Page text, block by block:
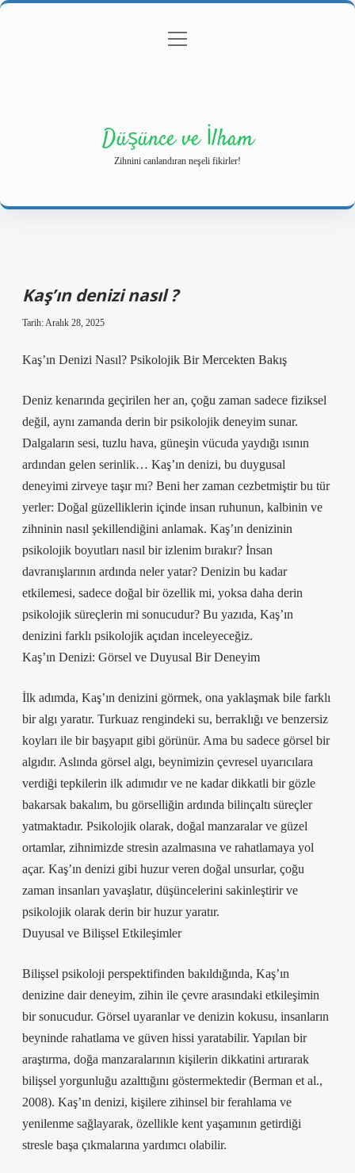
Gizlilik Politikası
menüyü
Düşünce ve İlham
Zihnini canlandıran neşeli fikirler!
Kaş’ın denizi nasıl ?
Tarih: Aralık 28, 2025
Kaş’ın Denizi Nasıl? Psikolojik Bir Mercekten Bakış
Deniz kenarında geçirilen her an, çoğu zaman sadece fiziksel
değil, aynı zamanda derin bir psikolojik deneyim sunar.
Dalgaların sesi, tuzlu hava, güneşin vücuda yaydığı ısının
ardından gelen serinlik… Kaş’ın denizi, bu duygusal
deneyimi zirveye taşır mı? Beni her zaman cezbetmiştir bu tür
yerler: Doğal güzelliklerin içinde insan ruhunun, kalbinin ve
zihninin nasıl şekillendiğini anlamak. Kaş’ın denizinin
psikolojik boyutları nasıl bir izlenim bırakır? İnsan
davranışlarının ardında neler yatar? Denizin bu kadar
etkilemesi, sadece doğal bir özellik mi, yoksa daha derin
psikolojik süreçlerin mi sonucudur? Bu yazıda, Kaş’ın
denizini farklı psikolojik açıdan inceleyeceğiz.
Kaş’ın Denizi: Görsel ve Duyusal Bir Deneyim
İlk adımda, Kaş’ın denizini görmek, ona yaklaşmak bile farklı
bir algı yaratır. Turkuaz rengindeki su, berraklığı ve benzersiz
koyları ile bir başyapıt gibi görünür. Ama bu sadece görsel bir
algıdır. Aslında görsel algı, beynimizin çevresel uyarıcılara
verdiği tepkilerin ilk adımıdır ve ne kadar dikkatli bir gözle
bakarsak bakalım, bu görselliğin ardında bilinçaltı süreçler
yatmaktadır. Psikolojik olarak, doğal manzaralar ve güzel
ortamlar, zihnimizde stresin azalmasına ve rahatlamaya yol
açar. Kaş’ın denizi gibi huzur veren doğal unsurlar, çoğu
zaman insanları yavaşlatır, düşüncelerini sakinleştirir ve
psikolojik olarak derin bir huzur yaratır.
Duyusal ve Bilişsel Etkileşimler
Bilişsel psikoloji perspektifinden bakıldığında, Kaş’ın
denizine dair deneyim, zihin ile çevre arasındaki etkileşimin
bir sonucudur. Görsel uyaranlar ve denizin kokusu, insanların
beyninde rahatlama ve güven hissi yaratabilir. Yapılan bir
araştırma, doğa manzaralarının kişilerin dikkatini artırarak
bilişsel yorgunluğu azalttığını göstermektedir (Berman et al.,
2008). Kaş’ın denizi, kişilere zihinsel bir ferahlama ve
yenilenme sağlayarak, özellikle kent yaşamının getirdiği
stresle başa çıkmalarına yardımcı olabilir.